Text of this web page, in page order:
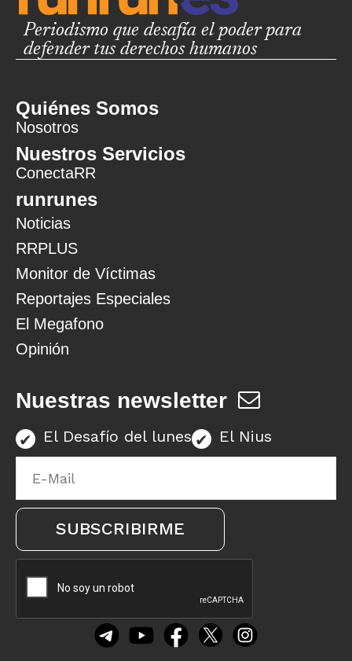
Periodismo que desafía el poder para
defender tus derechos humanos
Quiénes Somos
Nosotros
Nuestros Servicios
ConectaRR
runrunes
Noticias
RRPLUS
Monitor de Víctimas
Reportajes Especiales
El Megafono
Opinión
Nuestras newsletter
El Desafío del lunes El Nius